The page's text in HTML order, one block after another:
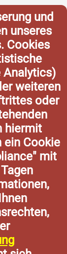
und
unseres
Cookies
Analytics)
weiteren
oder
hiermit
ein Cookie
mit